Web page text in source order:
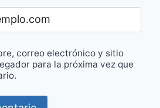
correo electrónico y sitio
para la próxima vez que